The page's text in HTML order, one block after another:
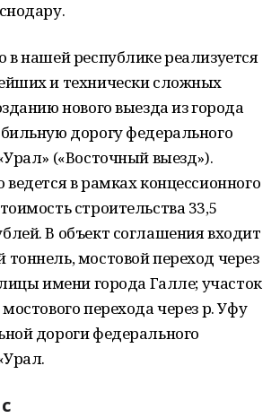
нашей республике реализуется
и технически сложных
нового выезда из города
дорогу федерального
(«Восточный выезд»).
ведется в рамках концессионного
строительства 33,5
В объект соглашения входит
мостовой переход через
имени города Галле; участок
перехода через р. Уфу
дороги федерального